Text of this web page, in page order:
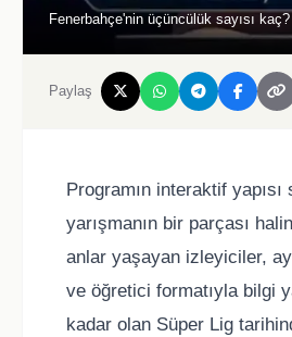
Fenerbahçe'nin üçüncülük sayısı kaç?
Paylaş
Programın interaktif
yarışmanın bir parçası
anlar yaşayan izleyiciler,
ve öğretici formatıyla bilgi
kadar olan Süper Lig